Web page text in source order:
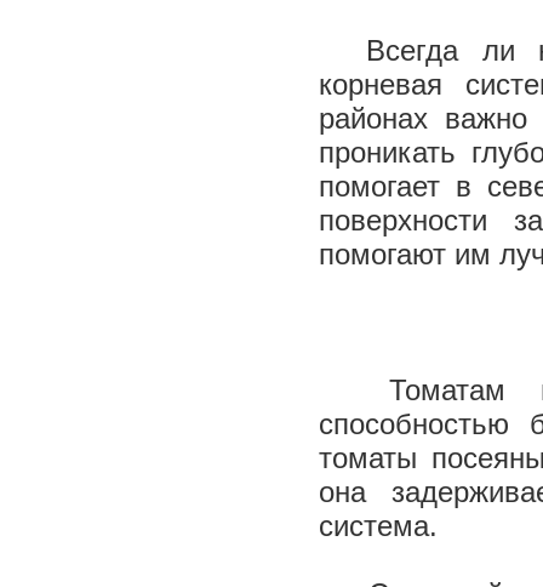
Всегда ли
корневая
районах важно
проникать
помогает в
поверхности
помогают им
Томатам
способностью
томаты
она
система.